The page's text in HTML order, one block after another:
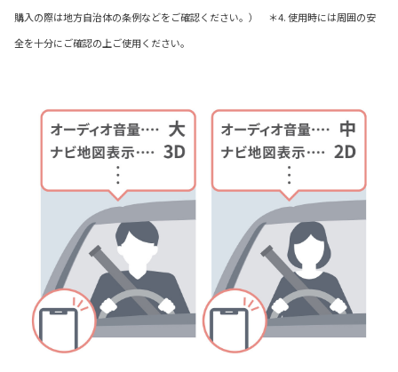
購入の際は地方自治体の条例などをご確認ください。） ＊4. 使用時には周囲の安
全を十分にご確認の上ご使用ください。